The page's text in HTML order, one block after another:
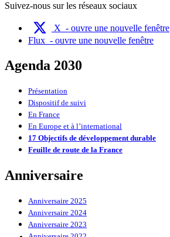
Suivez-nous sur les réseaux sociaux
X - ouvre une nouvelle fenêtre
Flux - ouvre une nouvelle fenêtre
Agenda 2030
Présentation
Dispositif de suivi
En France
En Europe et à l’international
17 Objectifs de développement durable
Feuille de route de la France
Anniversaire
Anniversaire 2025
Anniversaire 2024
Anniversaire 2023